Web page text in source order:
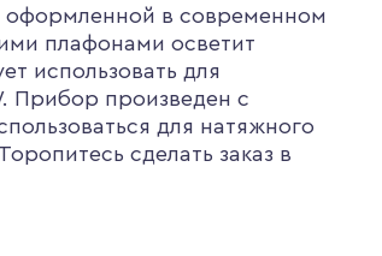
оформленной в современном
плафонами осветит
использовать для
Прибор произведен с
для натяжного
сделать заказ в